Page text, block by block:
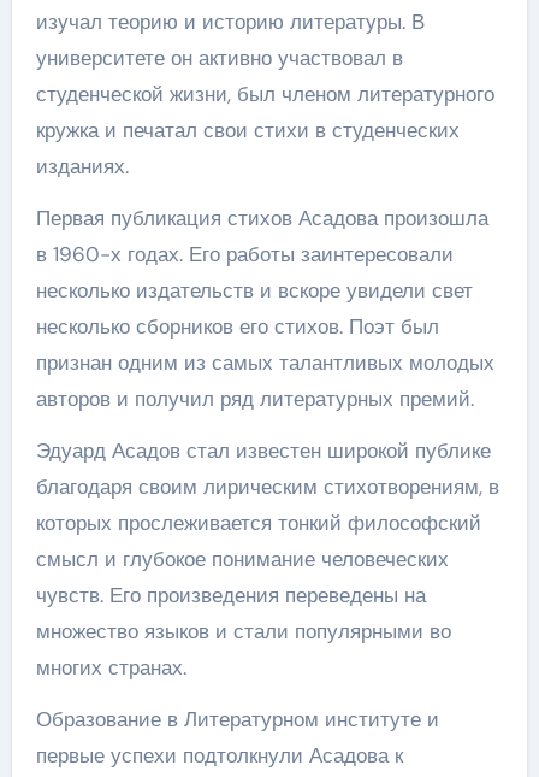
изучал теорию и историю литературы. В
университете он активно участвовал в
студенческой жизни, был членом литературного
кружка и печатал свои стихи в студенческих
изданиях.
Первая публикация стихов Асадова произошла
в 1960-х годах. Его работы заинтересовали
несколько издательств и вскоре увидели свет
несколько сборников его стихов. Поэт был
признан одним из самых талантливых молодых
авторов и получил ряд литературных премий.
Эдуард Асадов стал известен широкой публике
благодаря своим лирическим стихотворениям, в
которых прослеживается тонкий философский
смысл и глубокое понимание человеческих
чувств. Его произведения переведены на
множество языков и стали популярными во
многих странах.
Образование в Литературном институте и
первые успехи подтолкнули Асадова к